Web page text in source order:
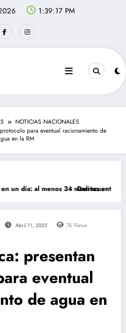
1:39:17 PM
NOTICIAS NACIONALES
para eventual racionamiento de
en la RM
día: al menos 34 muertos en la crisis.
Delincuentes
Abril 11, 2022 76 Views
presentan
eventual
de agua en